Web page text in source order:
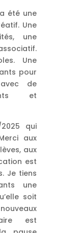
été une
Une
une
Une
pour
de
et
qui
aux
aux
est
Je tiens
une
soit
est